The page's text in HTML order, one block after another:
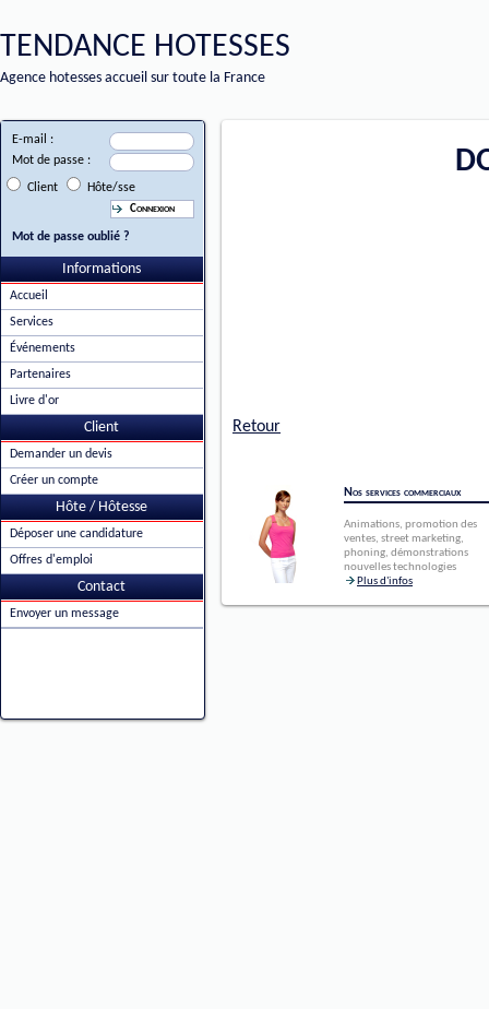
TENDANCE HOTESSES
Agence hotesses accueil sur toute la France
E-mail :
Mot de passe :
Client Hôte/sse
Mot de passe oublié ?
Informations
Accueil
Services
Événements
Partenaires
Livre d'or
Client
Demander un devis
Créer un compte
Hôte / Hôtesse
Déposer une candidature
Offres d'emploi
Contact
Envoyer un message
Retour
Nos services commerciaux
Animations, promotion des
ventes, street marketing,
phoning, démonstrations
nouvelles technologies
Plus d'infos